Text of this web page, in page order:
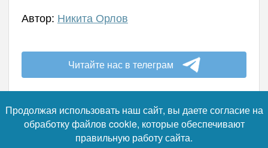
Автор: Никита Орлов
Читайте нас в телеграм
05.08.2026 - 14:52
Продолжая использовать наш сайт, вы даете согласие на
обработку файлов cookie, которые обеспечивают
правильную работу сайта.